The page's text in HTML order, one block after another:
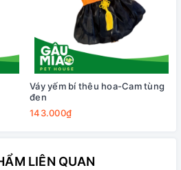
Váy yếm bí thêu hoa-Cam tùng
đen
143.000₫
LIÊN QUAN